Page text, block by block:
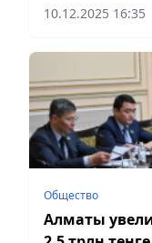
10.12.2025 16:35
Общество
Алматы